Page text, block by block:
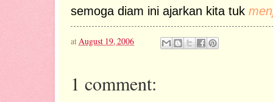
semoga diam ini ajarkan kita tuk
atAugust 19, 2006
1 comment: